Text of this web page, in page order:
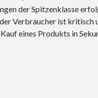
der Spitzenklasse
Verbraucher ist kritisch
eines Produkts in